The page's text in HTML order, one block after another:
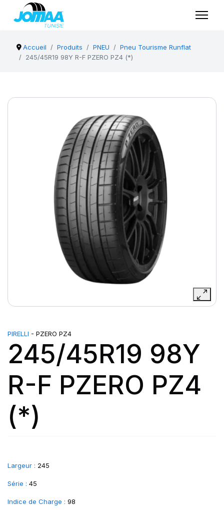
Accueil Produits PNEU
Pneu Tourisme Runflat
245/45R19 98Y R-F PZERO PZ4 (*)
PIRELLI - PZERO PZ4
245/45R19 98Y
R-F PZERO PZ4
(*)
Largeur : 245
Série : 45
Indice de Charge : 98